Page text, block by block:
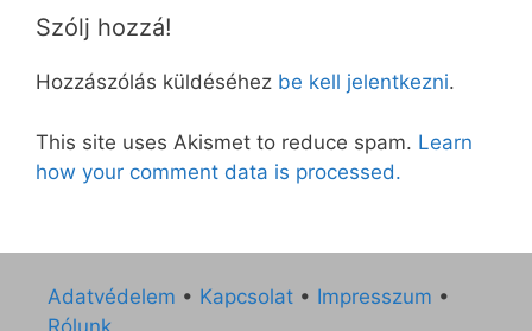
Szólj hozzá!
Hozzászólás küldéséhez be kell jelentkezni.
This site uses Akismet to reduce spam. Learn
how your comment data is processed.
Adatvédelem • Kapcsolat • Impresszum •